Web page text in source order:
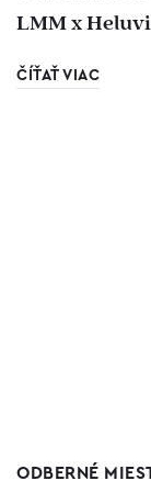
LMM x
ČÍŤAŤ VIAC
ODBERNÉ